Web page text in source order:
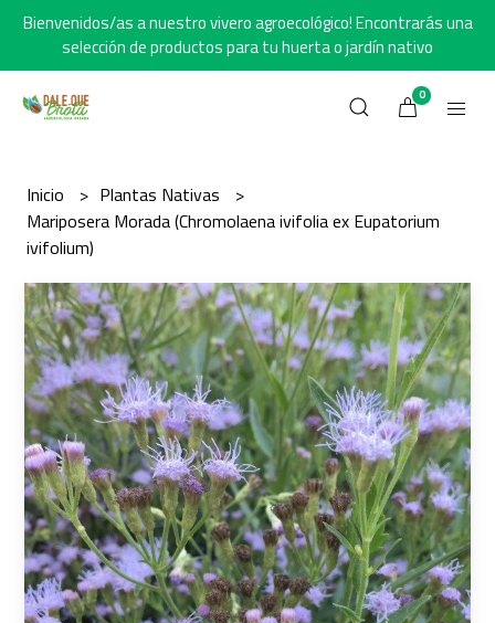
Bienvenidos/as a nuestro vivero agroecológico! Encontrarás una
selección de productos para tu huerta o jardín nativo
0
Inicio
Plantas Nativas
Mariposera Morada (Chromolaena ivifolia ex Eupatorium
ivifolium)